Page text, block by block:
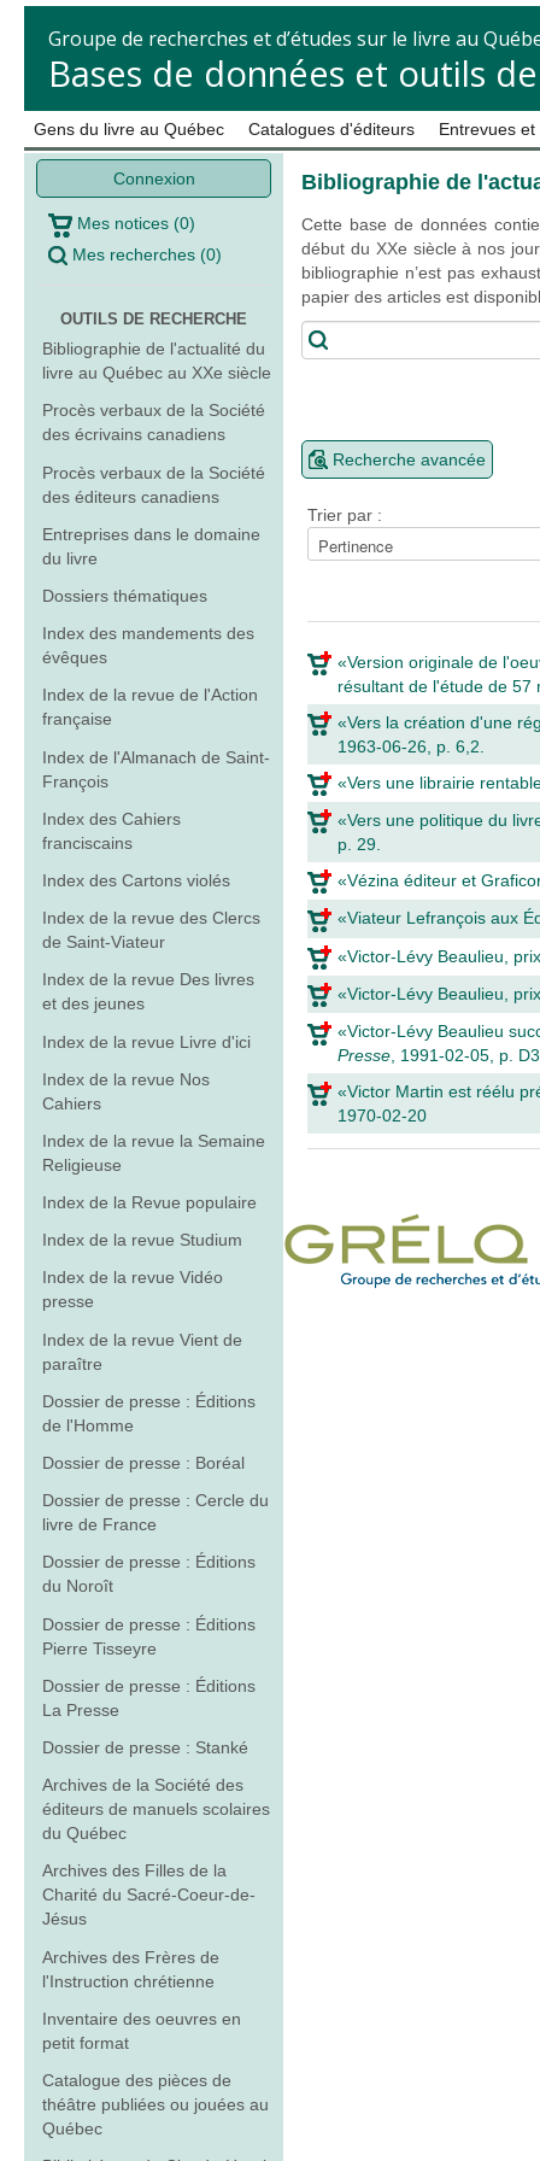
Groupe de recherches et d’études sur le livre au
Bases de données et outils
Gens du livre au Québec Catalogues d'éditeurs Entrevues
Connexion
Mes notices (0)
Mes recherches (0)
OUTILS DE RECHERCHE
Bibliographie de l'actualité du
livre au Québec au XXe siècle
Procès verbaux de la Société
des écrivains canadiens
Procès verbaux de la Société
des éditeurs canadiens
Entreprises dans le domaine
du livre
Dossiers thématiques
Index des mandements des
évêques
Index de la revue de l'Action
française
Index de l'Almanach de Saint-
François
Index des Cahiers
franciscains
Index des Cartons violés
Index de la revue des Clercs
de Saint-Viateur
Index de la revue Des livres
et des jeunes
Index de la revue Livre d'ici
Index de la revue Nos
Cahiers
Index de la revue la Semaine
Religieuse
Index de la Revue populaire
Index de la revue Studium
Index de la revue Vidéo
presse
Index de la revue Vient de
paraître
Dossier de presse : Éditions
de l'Homme
Dossier de presse : Boréal
Dossier de presse : Cercle du
livre de France
Dossier de presse : Éditions
du Noroît
Dossier de presse : Éditions
Pierre Tisseyre
Dossier de presse : Éditions
La Presse
Dossier de presse : Stanké
Archives de la Société des
éditeurs de manuels scolaires
du Québec
Archives des Filles de la
Charité du Sacré-Coeur-de-
Jésus
Archives des Frères de
l'Instruction chrétienne
Inventaire des oeuvres en
petit format
Catalogue des pièces de
théâtre publiées ou jouées au
Québec
Bibliographie de
Cette base de données
début du XXe siècle à nos
bibliographie n’est pas
papier des articles est
Recherche avancée
Trier par :
«Version originale de
résultant de l'étude de
«Vers la création d'une
1963-06-26, p. 6,2.
«Vers une librairie
«Vers une politique du
p. 29.
«Vézina éditeur et
«Viateur Lefrançois aux
«Victor-Lévy Beaulieu,
«Victor-Lévy Beaulieu,
«Victor-Lévy Beaulieu
Presse, 1991-02-05, p.
«Victor Martin est réélu
1970-02-20